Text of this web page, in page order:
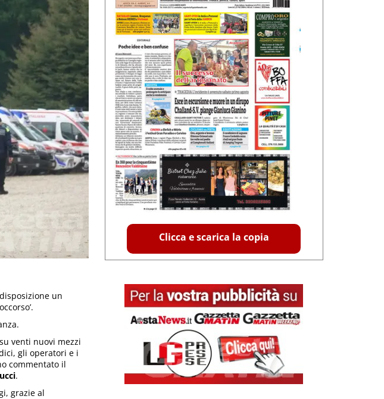
un
venti nuovi mezzi
gli operatori e i
commentato il
.
grazie al
Clicca e scarica la copia